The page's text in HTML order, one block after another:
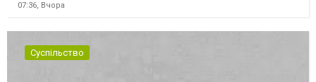
07:36, Вчора
Суспільство